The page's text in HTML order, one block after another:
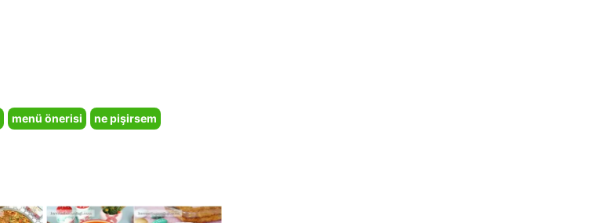
menü önerisi
ne pişirsem